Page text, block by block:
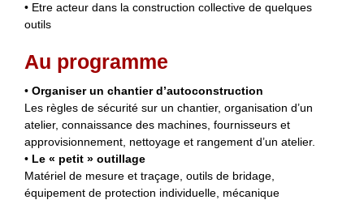
• Etre acteur dans la construction collective de quelques
outils
Au programme
• Organiser un chantier d’autoconstruction
Les règles de sécurité sur un chantier, organisation d’un
atelier, connaissance des machines, fournisseurs et
approvisionnement, nettoyage et rangement d’un atelier.
• Le « petit » outillage
Matériel de mesure et traçage, outils de bridage,
équipement de protection individuelle, mécanique